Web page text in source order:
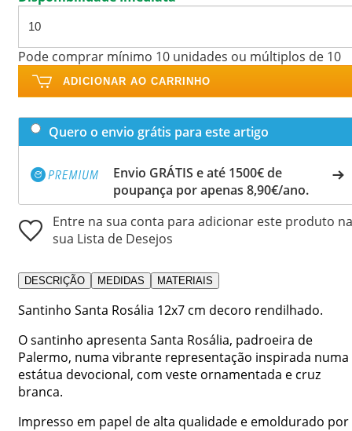
Pode comprar mínimo 10 unidades ou múltiplos de 10
ADICIONAR AO CARRINHO
Quero o envio grátis para este artigo
Envio GRÁTIS e até 1500€ de
poupança por apenas 8,90€/ano.
Entre na sua conta para adicionar este produto na
sua Lista de Desejos
DESCRIÇÃO MEDIDAS MATERIAIS
Santinho Santa Rosália 12x7 cm decoro rendilhado.
O santinho apresenta Santa Rosália, padroeira de
Palermo, numa vibrante representação inspirada numa
estátua devocional, com veste ornamentada e cruz
branca.
Impresso em papel de alta qualidade e emoldurado por